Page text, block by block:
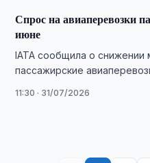
Спрос на авиаперевозки
июне
IATA сообщила о снижении
пассажирские
11:30 · 31/07/2026